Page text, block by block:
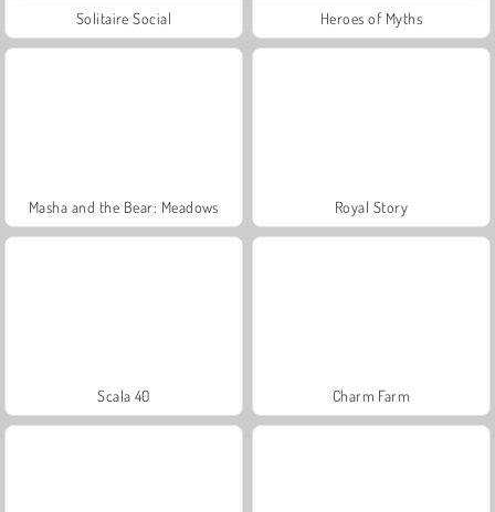
Solitaire Social Heroes of Myths
Masha and the Bear: Meadows Royal Story
Scala 40 Charm Farm